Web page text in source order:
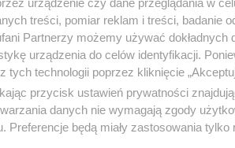
Prawicy!), do czego to
z Nowogrodzkiej w
„Jak twierdzą Polacy…” i serią
oprócz umownych
treści, pomiar reklam i treści, badanie
Partnerzy możemy używać
urządzenia do celów identyfikacji.
tych technologii poprzez kliknięcie
przycisk ustawień prywatności
danych nie wymagają zgody
Preferencje będą miały zastosowania tylko